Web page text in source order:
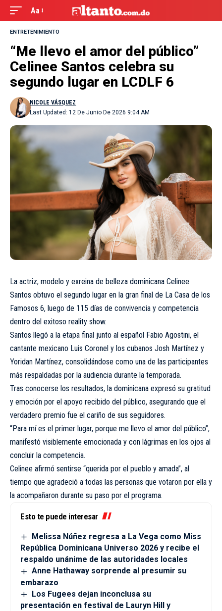
Aa
ENTRETENIMIENTO
“Me llevo el amor del público”
Celinee Santos celebra su
segundo lugar en LCDLF 6
Last Updated: 12 De Junio De 2026 9:04 AM
NICOLE VÁSQUEZ
La actriz, modelo y exreina de belleza dominicana Celinee
Santos obtuvo el segundo lugar en la gran final de La Casa de los
Famosos 6, luego de 115 días de convivencia y competencia
dentro del exitoso reality show.
Santos llegó a la etapa final junto al español Fabio Agostini, el
cantante mexicano Luis Coronel y los cubanos Josh Martínez y
Yoridan Martínez, consolidándose como una de las participantes
más respaldadas por la audiencia durante la temporada.
Tras conocerse los resultados, la dominicana expresó su gratitud
y emoción por el apoyo recibido del público, asegurando que el
verdadero premio fue el cariño de sus seguidores.
“Para mí es el primer lugar, porque me llevo el amor del público”,
manifestó visiblemente emocionada y con lágrimas en los ojos al
concluir la competencia.
Celinee afirmó sentirse “querida por el pueblo y amada”, al
tiempo que agradeció a todas las personas que votaron por ella y
la acompañaron durante su paso por el programa.
Esto te puede interesar
Melissa Núñez regresa a La Vega como Miss
República Dominicana Universo 2026 y recibe el
respaldo unánime de las autoridades locales
Anne Hathaway sorprende al presumir su
embarazo
Los Fugees dejan inconclusa su
presentación en festival de Lauryn Hill y